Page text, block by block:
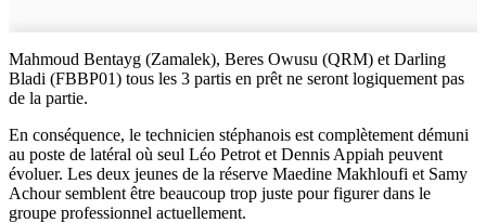
Mahmoud Bentayg (Zamalek), Beres Owusu (QRM) et Darling
Bladi (FBBP01) tous les 3 partis en prêt ne seront logiquement pas
de la partie.
En conséquence, le technicien stéphanois est complètement démuni
au poste de latéral où seul Léo Petrot et Dennis Appiah peuvent
évoluer. Les deux jeunes de la réserve Maedine Makhloufi et Samy
Achour semblent être beaucoup trop juste pour figurer dans le
groupe professionnel actuellement.